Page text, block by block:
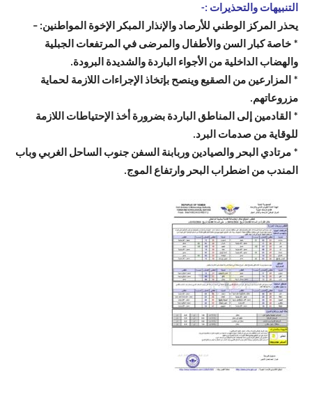
التنبيهات والتحذيرات :-
يحذر المركز الوطني للأرصاد والإنذار المبكر الإخوة المواطنين: –
* خاصة كبار السن والأطفال والمرضى في المرتفعات الجبلية
والهضاب الداخلية من الأجواء الباردة والشديدة البرودة.
* المزارعين من الصقيع وينصح بإتخاذ الإجراءات اللازمة لحماية
مزروعاتهم.
* القادمين إلى المناطق الباردة بضرورة أخذ الإحتياطات اللازمة
للوقاية من صدمات البرد.
* مرتادي البحر والصيادين وربابنة السفن جنوب الساحل الغربي وباب
المندب من اضطراب البحر وارتفاع الموج.